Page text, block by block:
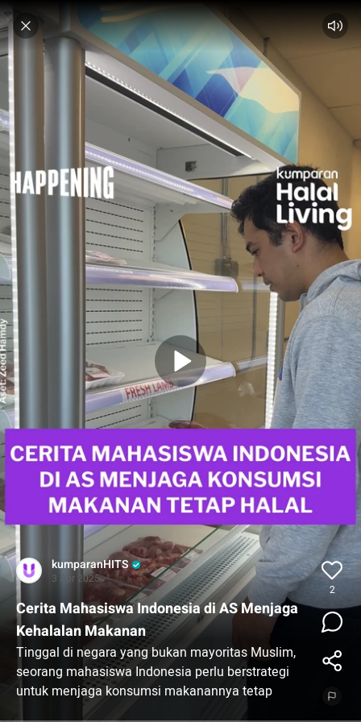
kumparanHITS
3 Apr 2025
Cerita Mahasiswa Indonesia di AS Menjaga
Kehalalan Makanan
Tinggal di negara yang bukan mayoritas Muslim,
seorang mahasiswa Indonesia perlu berstrategi
untuk menjaga konsumsi makanannya tetap
halal. Simak selengkapnya di video ini ya!
2